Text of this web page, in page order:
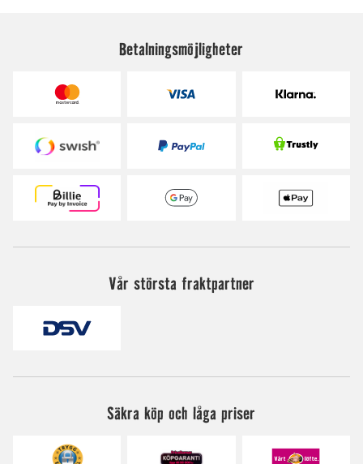
Betalningsmöjligheter
Vår största fraktpartner
Säkra köp och låga priser